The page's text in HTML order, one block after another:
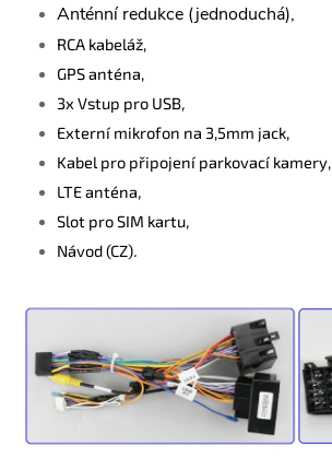
Anténní redukce (jednoduchá),
RCA kabeláž,
GPS anténa,
3x Vstup pro USB,
Externí mikrofon na 3,5mm jack,
Kabel pro připojení parkovací kamery,
LTE anténa,
Slot pro SIM kartu,
Návod (CZ).